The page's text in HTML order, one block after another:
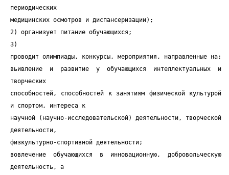
периодических
медицинских осмотров и диспансеризации);
2) организует питание обучающихся;
3)
проводит олимпиады, конкурсы, мероприятия, направленные на:
вьивление и развитие у обучающихся интеллектуальных и
творческих
способностей, способностей к занятиям физической культурой
и спортом, интереса к
научной (научно-исследовательской) деятельности, творческой
деятельности,
физкультурно-спортивной деятельности;
вовлечение обучающихся в инновационную, добровольческую
деятельность, а